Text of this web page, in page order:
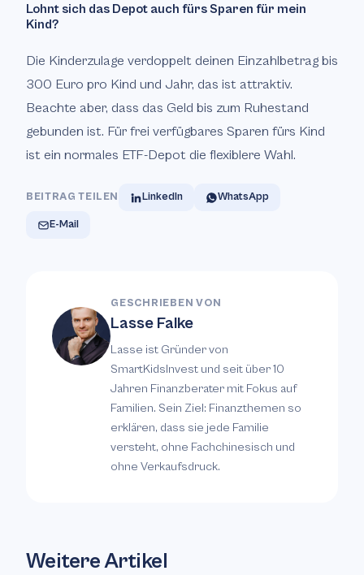
Lohnt sich das Depot auch fürs Sparen für mein
Kind?
Die Kinderzulage verdoppelt deinen Einzahlbetrag bis
300 Euro pro Kind und Jahr, das ist attraktiv.
Beachte aber, dass das Geld bis zum Ruhestand
gebunden ist. Für frei verfügbares Sparen fürs Kind
ist ein normales ETF-Depot die flexiblere Wahl.
BEITRAG TEILEN LinkedIn WhatsApp
E-Mail
GESCHRIEBEN VON
Lasse Falke
Lasse ist Gründer von
SmartKidsInvest und seit über 10
Jahren Finanzberater mit Fokus auf
Familien. Sein Ziel: Finanzthemen so
erklären, dass sie jede Familie
versteht, ohne Fachchinesisch und
ohne Verkaufsdruck.
Weitere Artikel